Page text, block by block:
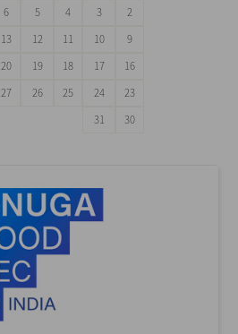
2
3
4
5
6
9
10
11
12
13
16
17
18
19
20
23
24
25
26
27
30
31